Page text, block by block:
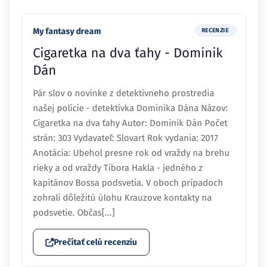
My fantasy dream RECENZIE
Cigaretka na dva ťahy - Dominik
Dán
Pár slov o novinke z detektívneho prostredia
našej polície - detektívka Dominika Dána Názov:
Cigaretka na dva ťahy Autor: Dominik Dán Počet
strán: 303 Vydavateľ: Slovart Rok vydania: 2017
Anotácia: Ubehol presne rok od vraždy na brehu
rieky a od vraždy Tibora Hakla - jedného z
kapitánov Bossa podsvetia. V oboch prípadoch
zohrali dôležitú úlohu Krauzove kontakty na
podsvetie. Občas[...]
Prečítať celú recenziu